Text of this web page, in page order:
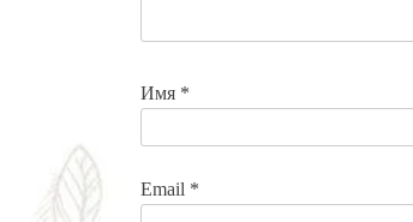
Имя *
Email *